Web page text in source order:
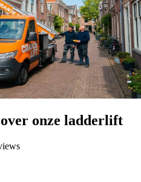
onze ladderlift